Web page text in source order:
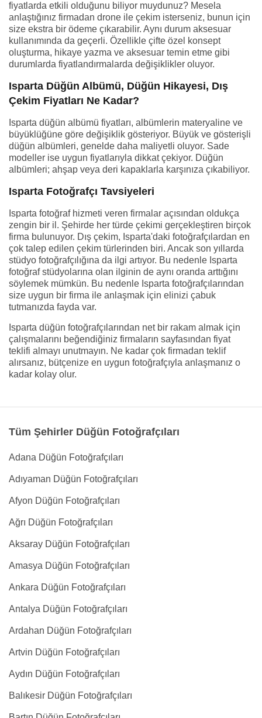
fiyatlarda etkili olduğunu biliyor muydunuz? Mesela
anlaştığınız firmadan drone ile çekim isterseniz, bunun için
size ekstra bir ödeme çıkarabilir. Aynı durum aksesuar
kullanımında da geçerli. Özellikle çifte özel konsept
oluşturma, hikaye yazma ve aksesuar temin etme gibi
durumlarda fiyatlandırmalarda değişiklikler oluyor.
Isparta Düğün Albümü, Düğün Hikayesi, Dış
Çekim Fiyatları Ne Kadar?
Isparta düğün albümü fiyatları, albümlerin materyaline ve
büyüklüğüne göre değişiklik gösteriyor. Büyük ve gösterişli
düğün albümleri, genelde daha maliyetli oluyor. Sade
modeller ise uygun fiyatlarıyla dikkat çekiyor. Düğün
albümleri; ahşap veya deri kapaklarla karşınıza çıkabiliyor.
Isparta Fotoğrafçı Tavsiyeleri
Isparta fotoğraf hizmeti veren firmalar açısından oldukça
zengin bir il. Şehirde her türde çekimi gerçekleştiren birçok
firma bulunuyor. Dış çekim, Isparta'daki fotoğrafçılardan en
çok talep edilen çekim türlerinden biri. Ancak son yıllarda
stüdyo fotoğrafçılığına da ilgi artıyor. Bu nedenle Isparta
fotoğraf stüdyolarına olan ilginin de aynı oranda arttığını
söylemek mümkün. Bu nedenle Isparta fotoğrafçılarından
size uygun bir firma ile anlaşmak için elinizi çabuk
tutmanızda fayda var.
Isparta düğün fotoğrafçılarından net bir rakam almak için
çalışmalarını beğendiğiniz firmaların sayfasından fiyat
teklifi almayı unutmayın. Ne kadar çok firmadan teklif
alırsanız, bütçenize en uygun fotoğrafçıyla anlaşmanız o
kadar kolay olur.
Tüm Şehirler Düğün Fotoğrafçıları
Adana Düğün Fotoğrafçıları
Adıyaman Düğün Fotoğrafçıları
Afyon Düğün Fotoğrafçıları
Ağrı Düğün Fotoğrafçıları
Aksaray Düğün Fotoğrafçıları
Amasya Düğün Fotoğrafçıları
Ankara Düğün Fotoğrafçıları
Antalya Düğün Fotoğrafçıları
Ardahan Düğün Fotoğrafçıları
Artvin Düğün Fotoğrafçıları
Aydın Düğün Fotoğrafçıları
Balıkesir Düğün Fotoğrafçıları